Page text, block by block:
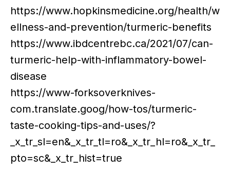
https://www.hopkinsmedicine.org/health/w
ellness-and-prevention/turmeric-benefits
https://www.ibdcentrebc.ca/2021/07/can-
turmeric-help-with-inflammatory-bowel-
disease
https://www-forksoverknives-
com.translate.goog/how-tos/turmeric-
taste-cooking-tips-and-uses/?
_x_tr_sl=en&_x_tr_tl=ro&_x_tr_hl=ro&_x_tr_
pto=sc&_x_tr_hist=true